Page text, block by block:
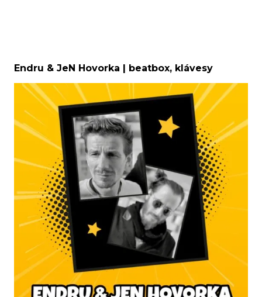
Endru & JeN Hovorka | beatbox, klávesy